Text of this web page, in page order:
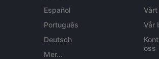
Español
Português
Deutsch
Mer...
Vår
oss